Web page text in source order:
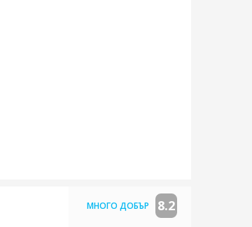
МНОГО ДОБЪР 8.2